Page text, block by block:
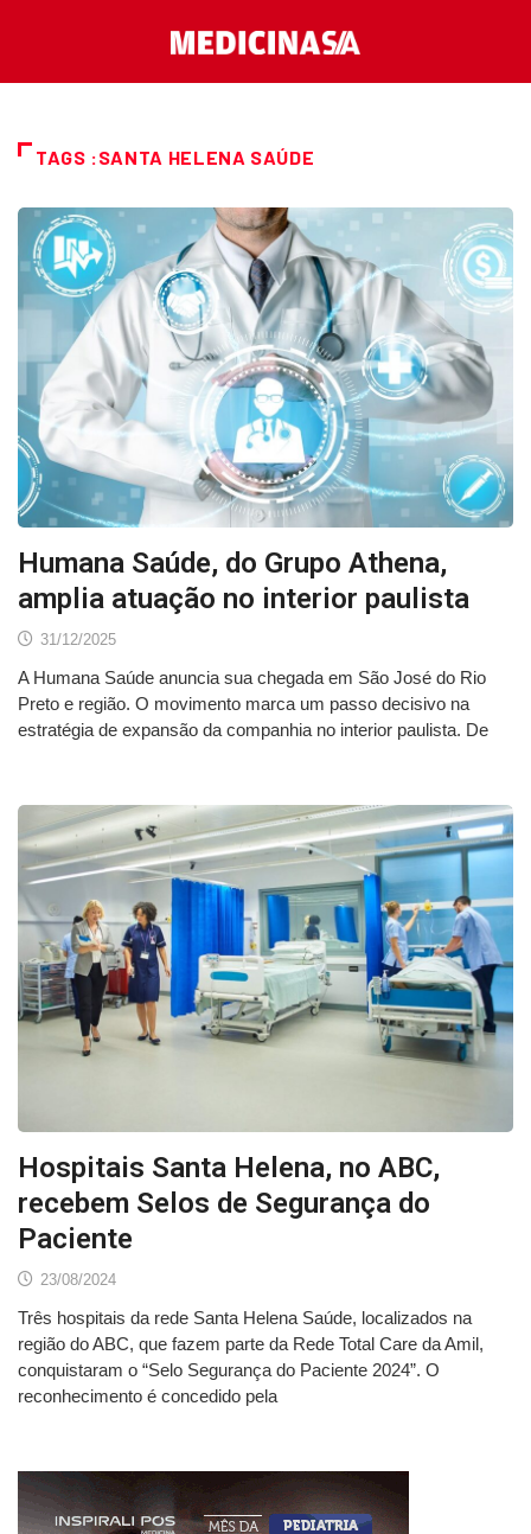
TAGS :SANTA HELENA SAÚDE
Humana Saúde, do Grupo Athena,
amplia atuação no interior paulista
31/12/2025
A Humana Saúde anuncia sua chegada em São José do Rio
Preto e região. O movimento marca um passo decisivo na
estratégia de expansão da companhia no interior paulista. De
Hospitais Santa Helena, no ABC,
recebem Selos de Segurança do
Paciente
23/08/2024
Três hospitais da rede Santa Helena Saúde, localizados na
região do ABC, que fazem parte da Rede Total Care da Amil,
conquistaram o “Selo Segurança do Paciente 2024”. O
reconhecimento é concedido pela